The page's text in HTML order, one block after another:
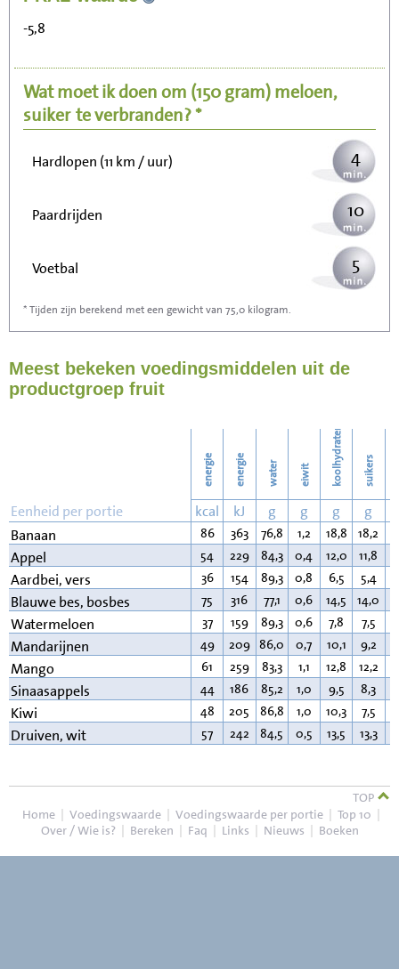
-5,8
Wat moet ik doen om (150 gram)meloen,
suiker te verbranden? *
Wandelen (5 km/uur)
Hardlopen (11 km / uur) 4
Paardrijden 10
Voetbal 5
Stofzuigen
Strijken 18
20
* Tijden zijn berekend met een gewicht van 75,0 kilogram.
Meest bekeken voedingsmiddelen uit de
productgroep fruit
energie energie water eiwit koolhydraten suikers
Eenheid per portie kcal kJ g g g g
Banaan
86 363 76,8 1,2 18,8 18,2
Appel 54 229 84,3 0,4 12,0 11,8
Aardbei, vers 36 154 89,3 0,8 6,5 5,4
Blauwe bes, bosbes 75 316 77,1 0,6 14,5 14,0
Watermeloen 37 159 89,3 0,6 7,8 7,5
Mandarijnen 49 209 86,0 0,7 10,1 9,2
Mango 61 259 83,3 1,1 12,8 12,2
Sinaasappels 44 186 85,2 1,0 9,5 8,3
Kiwi 48 205 86,8 1,0 10,3 7,5
Druiven, wit 57 242 84,5 0,5 13,5 13,3
TOP
Home | Voedingswaarde | Voedingswaarde per portie | Top 10 |
Over / Wie is? | Bereken | Faq | Links | Nieuws | Boeken